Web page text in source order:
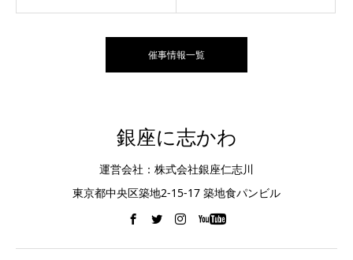
催事情報一覧
銀座に志かわ
運営会社：株式会社銀座仁志川
東京都中央区築地2-15-17 築地食パンビル